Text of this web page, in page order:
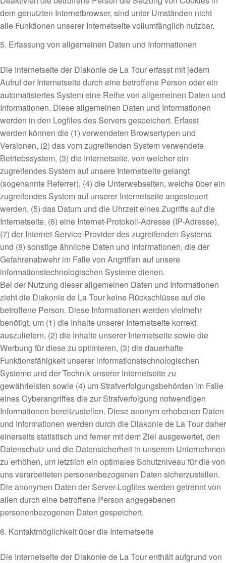
dem genutzten Internetbrowser, sind unter Umständen nicht
alle Funktionen unserer Internetseite vollumfänglich nutzbar.
5. Erfassung von allgemeinen Daten und Informationen
Die Internetseite der Diakonie de La Tour erfasst mit jedem
Aufruf der Internetseite durch eine betroffene Person oder ein
automatisiertes System eine Reihe von allgemeinen Daten und
Informationen. Diese allgemeinen Daten und Informationen
werden in den Logfiles des Servers gespeichert. Erfasst
werden können die (1) verwendeten Browsertypen und
Versionen, (2) das vom zugreifenden System verwendete
Betriebssystem, (3) die Internetseite, von welcher ein
zugreifendes System auf unsere Internetseite gelangt
(sogenannte Referrer), (4) die Unterwebseiten, welche über ein
zugreifendes System auf unserer Internetseite angesteuert
werden, (5) das Datum und die Uhrzeit eines Zugriffs auf die
Internetseite, (6) eine Internet-Protokoll-Adresse (IP-Adresse),
(7) der Internet-Service-Provider des zugreifenden Systems
und (8) sonstige ähnliche Daten und Informationen, die der
Gefahrenabwehr im Falle von Angriffen auf unsere
informationstechnologischen Systeme dienen.
Bei der Nutzung dieser allgemeinen Daten und Informationen
zieht die Diakonie de La Tour keine Rückschlüsse auf die
betroffene Person. Diese Informationen werden vielmehr
benötigt, um (1) die Inhalte unserer Internetseite korrekt
auszuliefern, (2) die Inhalte unserer Internetseite sowie die
Werbung für diese zu optimieren, (3) die dauerhafte
Funktionsfähigkeit unserer informationstechnologischen
Systeme und der Technik unserer Internetseite zu
gewährleisten sowie (4) um Strafverfolgungsbehörden im Falle
eines Cyberangriffes die zur Strafverfolgung notwendigen
Informationen bereitzustellen. Diese anonym erhobenen Daten
und Informationen werden durch die Diakonie de La Tour daher
einerseits statistisch und ferner mit dem Ziel ausgewertet, den
Datenschutz und die Datensicherheit in unserem Unternehmen
zu erhöhen, um letztlich ein optimales Schutzniveau für die von
uns verarbeiteten personenbezogenen Daten sicherzustellen.
Die anonymen Daten der Server-Logfiles werden getrennt von
allen durch eine betroffene Person angegebenen
personenbezogenen Daten gespeichert.
6. Kontaktmöglichkeit über die Internetseite
Die Internetseite der Diakonie de La Tour enthält aufgrund von